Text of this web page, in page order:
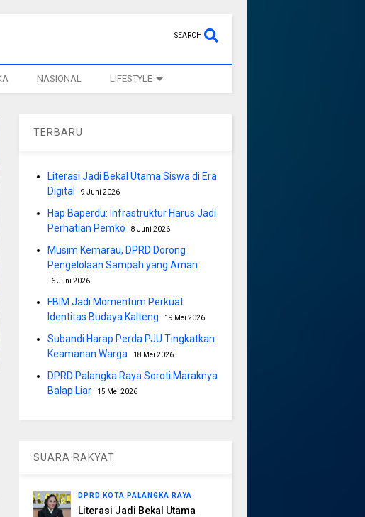
SEARCH
NASIONAL LIFESTYLE
TERBARU
Literasi Jadi Bekal Utama Siswa di Era
Digital
9 Juni 2026
Hap Baperdu: Infrastruktur Harus Jadi
Perhatian Pemko
8 Juni 2026
Musim Kemarau, DPRD Dorong
Pengelolaan Sampah yang Aman
6 Juni 2026
FBIM Jadi Momentum Perkuat
Identitas Budaya Kalteng
19 Mei 2026
Subandi Harap Perda PJU Tingkatkan
Keamanan Warga
18 Mei 2026
DPRD Palangka Raya Soroti Maraknya
Balap Liar
15 Mei 2026
SUARA RAKYAT
DPRD KOTA PALANGKA RAYA
Literasi Jadi Bekal Utama